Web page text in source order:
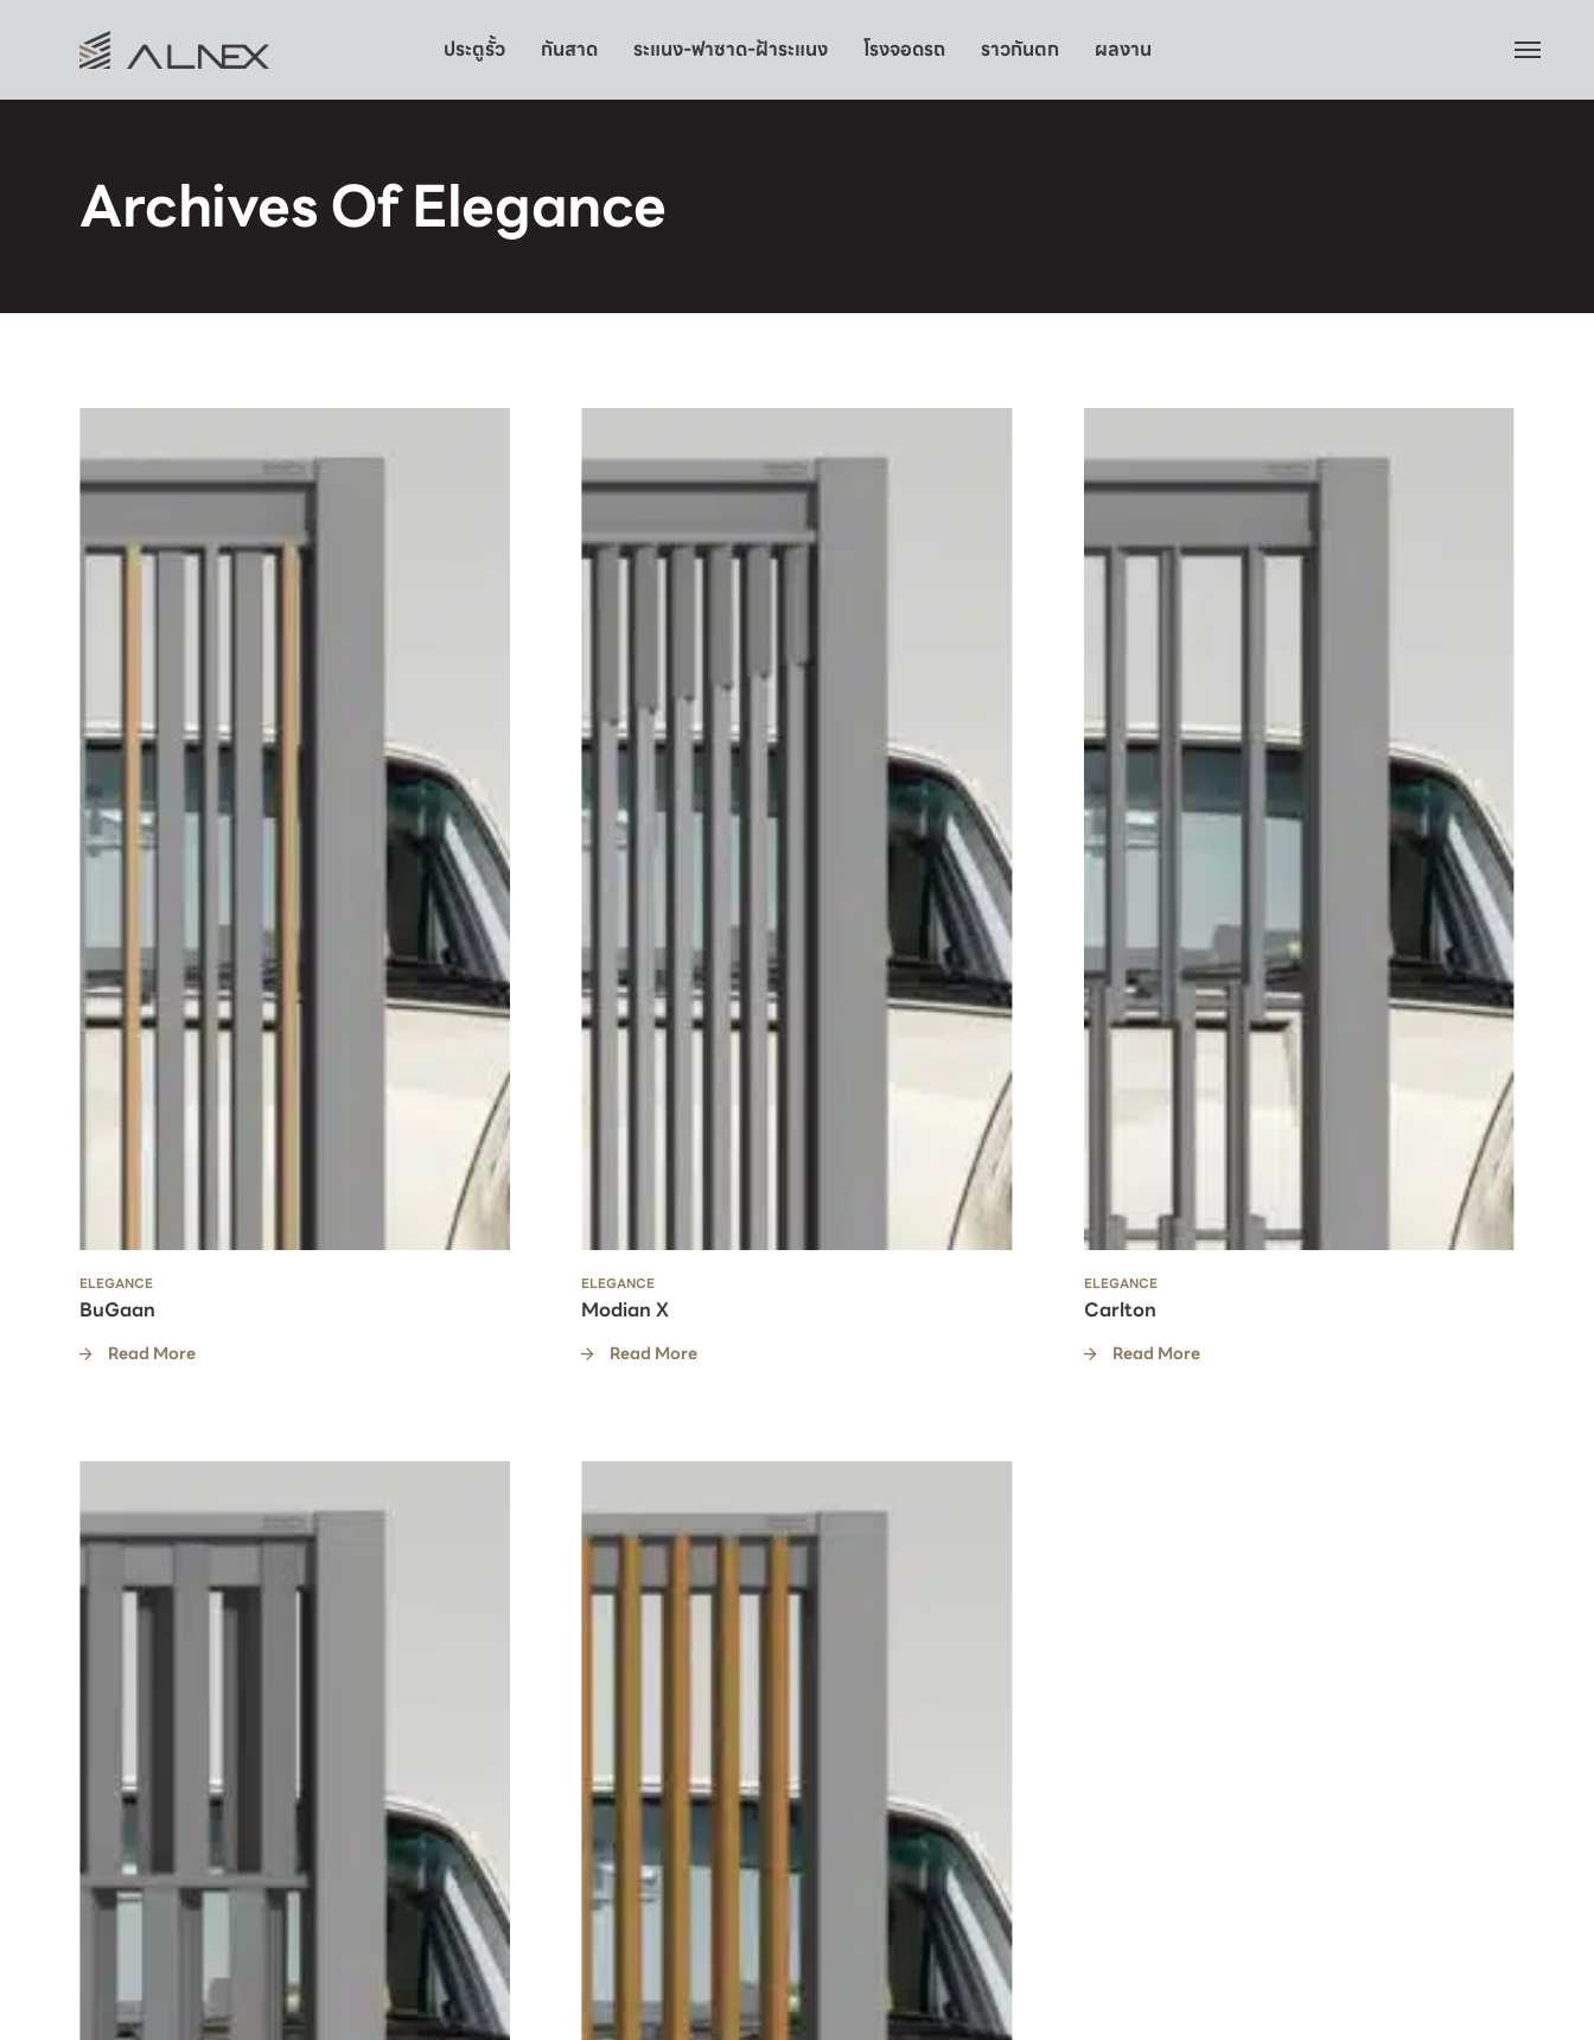
ประตูรั้ว กันสาด ระแนง-ฟาซาด-ฝ้าระแนง โรงจอดรถ ราวกันตก ผลงาน
Archives Of Elegance
ELEGANCE
BuGaan
Read More
ELEGANCE
Modian X
Read More
ELEGANCE
Carlton
Read More